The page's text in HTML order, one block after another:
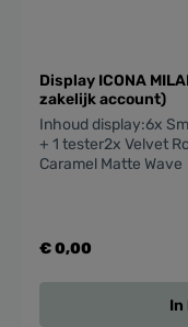
Display ICONA MILANO Matte Wave (uitsluitend voor
zakelijk account)
Inhoud display:6x
+ 1 tester2x Velvet
Caramel Matte
€ 0,00
In